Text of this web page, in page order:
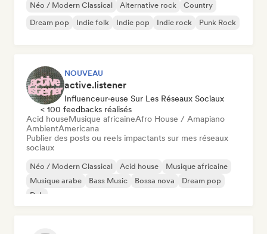
Néo / Modern Classical Alternative rock
Country
Dream pop
Indie folk Indie pop Indie rock Punk Rock
NOUVEAU
active.listener
Influenceur·euse Sur Les Réseaux Sociaux
< 100 feedbacks réalisés
Acid houseMusique africaineAfro House / Amapiano
AmbientAmericana
Publier des posts ou reels impactants sur mes réseaux
sociaux
Néo / Modern Classical Acid house
Musique africaine
Musique arabe
Bass Music Bossa nova
Dream pop
Dub